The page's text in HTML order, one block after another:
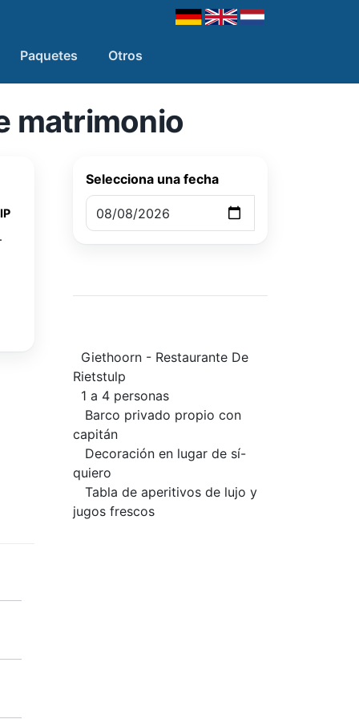
Paquetes Otros
matrimonio
Selecciona una fecha
Giethoorn - Restaurante De
Rietstulp
1 a 4 personas
Barco privado propio con
capitán
Decoración en lugar de sí-
quiero
Tabla de aperitivos de lujo y
jugos frescos